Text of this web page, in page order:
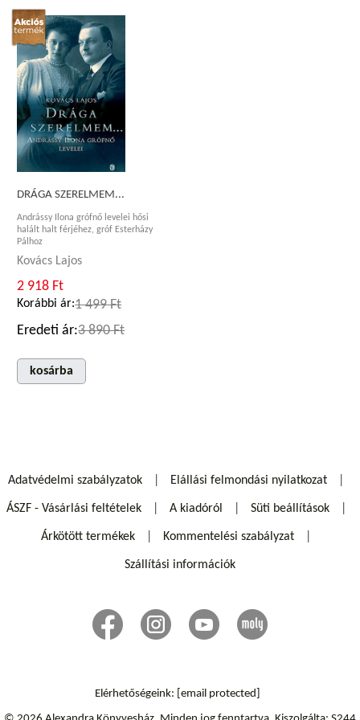
DRÁGA SZERELMEM...
Andrássy Ilona grófnő levelei hősi
halált halt férjéhez, gróf Esterházy
Pálhoz
Kovács Lajos
2 918 Ft
Korábbi ár:1 499 Ft
Eredeti ár:3 890 Ft
kosárba
Adatvédelmi szabályzatok Elállási felmondási nyilatkozat
ÁSZF - Vásárlási feltételek A kiadóról Süti beállítások
Árkötött termékek Kommentelési szabályzat
Szállítási információk
Elérhetőségeink: [email protected]